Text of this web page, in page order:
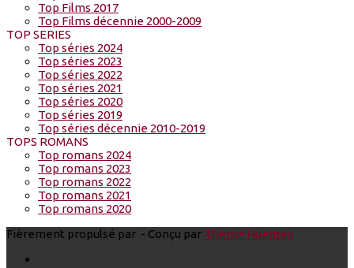
Top Films 2017
Top Films décennie 2000-2009
TOP SERIES
Top séries 2024
Top séries 2023
Top séries 2022
Top séries 2021
Top séries 2020
Top séries 2019
Top séries décennie 2010-2019
TOPS ROMANS
Top romans 2024
Top romans 2023
Top romans 2022
Top romans 2021
Top romans 2020
Fièrement propulsé par - Conçu par Thème Hueman